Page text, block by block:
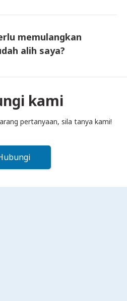
semasa checkout untuk
Jika sesuatu berlaku,
akan bantu anda kekal
memulangkan
alih saya?
Jika anda lewat
bayaran.
kami
pertanyaan, sila tanya kami!